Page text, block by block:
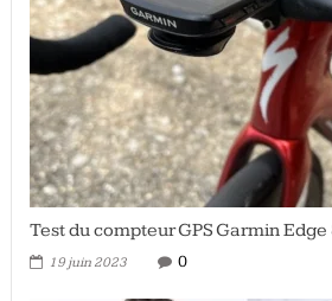
Test du compteur GPS Garmin
19 juin 2023 0